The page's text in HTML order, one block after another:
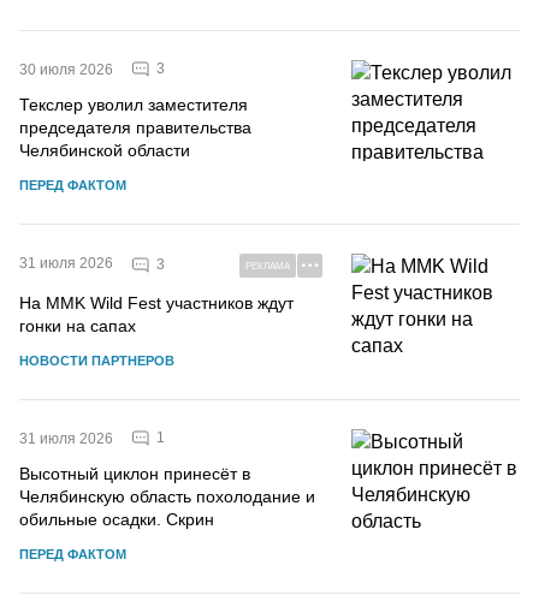
30 июля 2026 3
Текслер уволил заместителя
председателя правительства
Челябинской области
ПЕРЕД ФАКТОМ
31 июля 2026 3 РЕКЛАМА
На MMK Wild Fest участников ждут
гонки на сапах
НОВОСТИ ПАРТНЕРОВ
31 июля 2026 1
Высотный циклон принесёт в
Челябинскую область похолодание и
обильные осадки. Скрин
ПЕРЕД ФАКТОМ